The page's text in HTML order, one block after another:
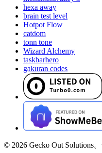
hexa away
brain test level
Hotpot Flow
catdom
tonn tone
Wizard Alchemy
taskbarhero
gakuran codes
© 2026 Gecko Out Solutions